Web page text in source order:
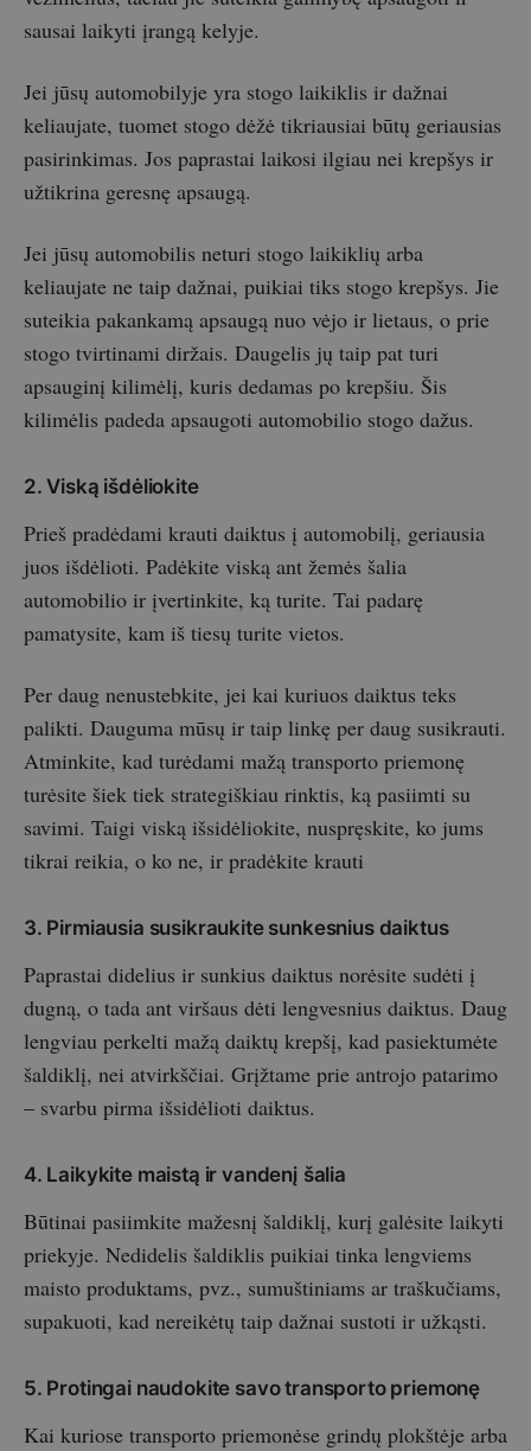
sausai laikyti įrangą kelyje.
Jei jūsų automobilyje yra stogo laikiklis ir dažnai
keliaujate, tuomet stogo dėžė tikriausiai būtų geriausias
pasirinkimas. Jos paprastai laikosi ilgiau nei krepšys ir
užtikrina geresnę apsaugą.
Jei jūsų automobilis neturi stogo laikiklių arba
keliaujate ne taip dažnai, puikiai tiks stogo krepšys. Jie
suteikia pakankamą apsaugą nuo vėjo ir lietaus, o prie
stogo tvirtinami diržais. Daugelis jų taip pat turi
apsauginį kilimėlį, kuris dedamas po krepšiu. Šis
kilimėlis padeda apsaugoti automobilio stogo dažus.
2. Viską išdėliokite
Prieš pradėdami krauti daiktus į automobilį, geriausia
juos išdėlioti. Padėkite viską ant žemės šalia
automobilio ir įvertinkite, ką turite. Tai padarę
pamatysite, kam iš tiesų turite vietos.
Per daug nenustebkite, jei kai kuriuos daiktus teks
palikti. Dauguma mūsų ir taip linkę per daug susikrauti.
Atminkite, kad turėdami mažą transporto priemonę
turėsite šiek tiek strategiškiau rinktis, ką pasiimti su
savimi. Taigi viską išsidėliokite, nuspręskite, ko jums
tikrai reikia, o ko ne, ir pradėkite krauti
3. Pirmiausia susikraukite sunkesnius daiktus
Paprastai didelius ir sunkius daiktus norėsite sudėti į
dugną, o tada ant viršaus dėti lengvesnius daiktus. Daug
lengviau perkelti mažą daiktų krepšį, kad pasiektumėte
šaldiklį, nei atvirkščiai. Grįžtame prie antrojo patarimo
– svarbu pirma išsidėlioti daiktus.
4. Laikykite maistą ir vandenį šalia
Būtinai pasiimkite mažesnį šaldiklį, kurį galėsite laikyti
priekyje. Nedidelis šaldiklis puikiai tinka lengviems
maisto produktams, pvz., sumuštiniams ar traškučiams,
supakuoti, kad nereikėtų taip dažnai sustoti ir užkąsti.
5. Protingai naudokite savo transporto priemonę
Kai kuriose transporto priemonėse grindų plokštėje arba